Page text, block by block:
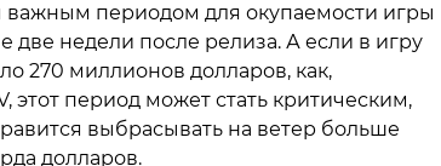
периодом для окупаемости игры
две недели после релиза. А если в игру
270 миллионов долларов, как,
этот период может стать критическим,
выбрасывать на ветер больше
долларов.